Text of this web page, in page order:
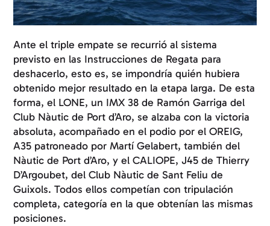
Ante el triple empate se recurrió al sistema
previsto en las Instrucciones de Regata para
deshacerlo, esto es, se impondría quién hubiera
obtenido mejor resultado en la etapa larga. De esta
forma, el LONE, un IMX 38 de Ramón Garriga del
Club Nàutic de Port d’Aro, se alzaba con la victoria
absoluta, acompañado en el podio por el OREIG,
A35 patroneado por Martí Gelabert, también del
Nàutic de Port d’Aro, y el CALIOPE, J45 de Thierry
D’Argoubet, del Club Nàutic de Sant Feliu de
Guixols. Todos ellos competían con tripulación
completa, categoría en la que obtenían las mismas
posiciones.